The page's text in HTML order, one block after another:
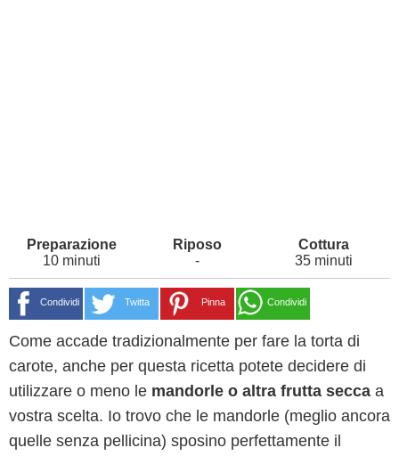
10 minuti - 35 minuti
Condividi Twitta Pinna Condividi
Come accade tradizionalmente per fare la torta di
carote, anche per questa ricetta potete decidere di
utilizzare o meno le mandorle o altra frutta secca a
vostra scelta. Io trovo che le mandorle (meglio ancora
quelle senza pellicina) sposino perfettamente il